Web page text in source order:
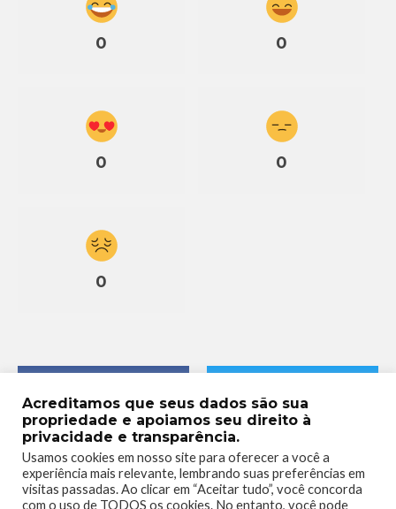
0 0
0 0
0
Acreditamos que seus dados são sua
propriedade e apoiamos seu direito à
privacidade e transparência.
Usamos cookies em nosso site para oferecer a você a
experiência mais relevante, lembrando suas preferências em
visitas passadas. Ao clicar em “Aceitar tudo”, você concorda
com o uso de TODOS os cookies. No entanto, você pode